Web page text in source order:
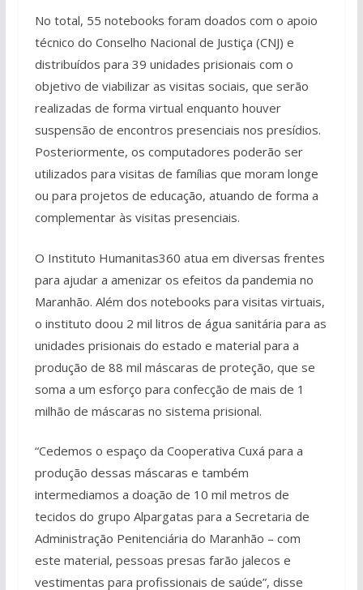
No total, 55 notebooks foram doados com o apoio
técnico do Conselho Nacional de Justiça (CNJ) e
distribuídos para 39 unidades prisionais com o
objetivo de viabilizar as visitas sociais, que serão
realizadas de forma virtual enquanto houver
suspensão de encontros presenciais nos presídios.
Posteriormente, os computadores poderão ser
utilizados para visitas de famílias que moram longe
ou para projetos de educação, atuando de forma a
complementar às visitas presenciais.
O Instituto Humanitas360 atua em diversas frentes
para ajudar a amenizar os efeitos da pandemia no
Maranhão. Além dos notebooks para visitas virtuais,
o instituto doou 2 mil litros de água sanitária para as
unidades prisionais do estado e material para a
produção de 88 mil máscaras de proteção, que se
soma a um esforço para confecção de mais de 1
milhão de máscaras no sistema prisional.
“Cedemos o espaço da Cooperativa Cuxá para a
produção dessas máscaras e também
intermediamos a doação de 10 mil metros de
tecidos do grupo Alpargatas para a Secretaria de
Administração Penitenciária do Maranhão – com
este material, pessoas presas farão jalecos e
vestimentas para profissionais de saúde”, disse